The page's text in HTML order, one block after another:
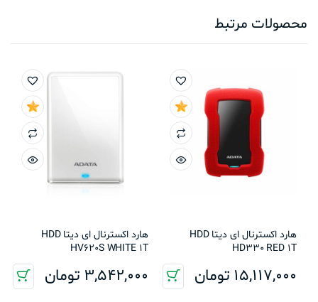
محصولات مرتبط
هارد اکسترنال ای دیتا HDD
HD330 RED 1T
15,117,000 تومان
هارد اکسترنال ای دیتا HDD
HV620S WHITE 1T
3,542,000 تومان